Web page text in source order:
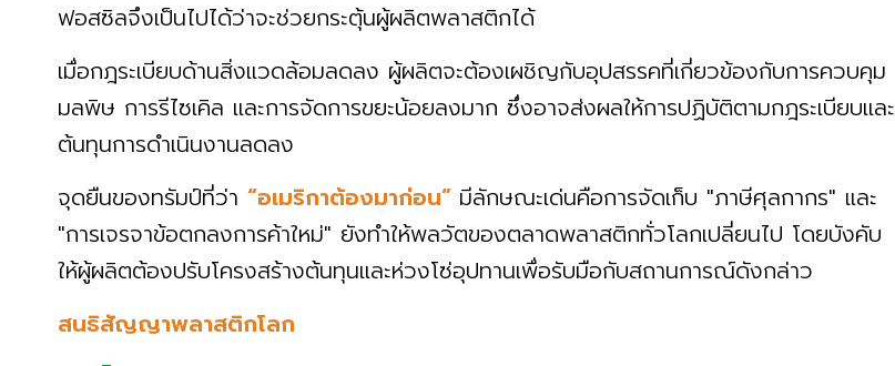
ฟอสซิลจึงเป็นไปได้ว่าจะช่วยกระตุ้นผู้ผลิตพลาสติกได้
เมื่อกฎระเบียบด้านสิ่งแวดล้อมลดลง ผู้ผลิตจะต้องเผชิญกับอุปสรรคที่เกี่ยวข้องกับการควบคุม
มลพิษ การรีไซเคิล และการจัดการขยะน้อยลงมาก ซึ่งอาจส่งผลให้การปฏิบัติตามกฎระเบียบและ
ต้นทุนการดำเนินงานลดลง
จุดยืนของทรัมป์ที่ว่า “อเมริกาต้องมาก่อน” มีลักษณะเด่นคือการจัดเก็บ "ภาษีศุลกากร" และ
"การเจรจาข้อตกลงการค้าใหม่" ยังทำให้พลวัตของตลาดพลาสติกทั่วโลกเปลี่ยนไป โดยบังคับ
ให้ผู้ผลิตต้องปรับโครงสร้างต้นทุนและห่วงโซ่อุปทานเพื่อรับมือกับสถานการณ์ดังกล่าว
สนธิสัญญาพลาสติกโลก